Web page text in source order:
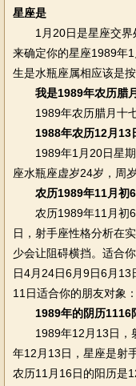
星座是
1月20日是星座交界
来确定你的星座1989年
生是水瓶座属相应该是
我是1989年农历腊
1989年农历腊月十七
1988年农历12月13
1989年1月20日星期
座水瓶座虚岁24岁，周
农历1989年11月初
农历1989年11月初6
日，射手座性格分析在
少会让阻碍横挡。适合
日4月24日6月9日6月
11日适合你的朋友对象：
1989年的阴历1116
1989年12月13日，射
年12月13日，星座是射
农历11月16日的阳历是